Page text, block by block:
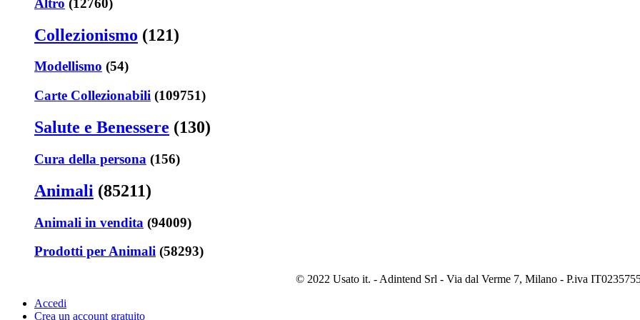
Collezionismo (121)
Modellismo (54)
Carte Collezionabili (109751)
Salute e Benessere (130)
Cura della persona (156)
Animali (85211)
Animali in vendita (94009)
Prodotti per Animali (58293)
© 2022 Usato it. - Adintend Srl - Via dal Verme 7, Milano - P.iva
Accedi
Crea un account gratuito